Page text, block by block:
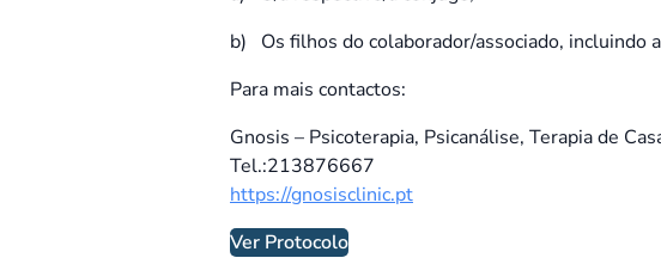
b) Os filhos do colaborador/associado, incluindo
Para mais contactos:
Gnosis – Psicoterapia, Psicanálise, Terapia de
Tel.:213876667
https://gnosisclinic.pt
Ver Protocolo